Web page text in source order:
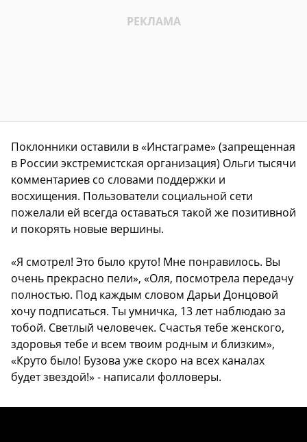
Поклонники оставили в «Инстаграме» (запрещенная
в России экстремистская организация) Ольги тысячи
комментариев со словами поддержки и
восхищения. Пользователи социальной сети
пожелали ей всегда оставаться такой же позитивной
и покорять новые вершины.
«Я смотрел! Это было круто! Мне понравилось. Вы
очень прекрасно пели», «Оля, посмотрела передачу
полностью. Под каждым словом Дарьи Донцовой
хочу подписаться. Ты умничка, 13 лет наблюдаю за
тобой. Светлый человечек. Счастья тебе женского,
здоровья тебе и всем твоим родным и близким»,
«Круто было! Бузова уже скоро на всех каналах
будет звездой!» - написали фолловеры.